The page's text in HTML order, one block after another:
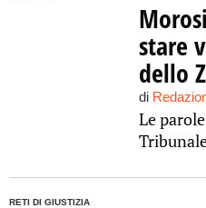
stare
dello
di
Le
RETI DI GIUSTIZIA